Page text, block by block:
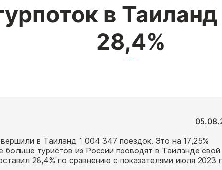
в
28,4%
в Таиланд 1 004 347 поездок. Это на 17,25%
больше туристов из России проводят в Таиланде свой
28,4% по сравнению с показателями июля 2023